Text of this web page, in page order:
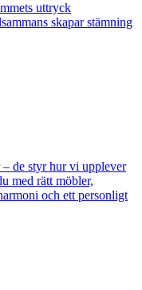
uttryck
skapar stämning
de styr hur vi upplever
med rätt möbler,
och ett personligt